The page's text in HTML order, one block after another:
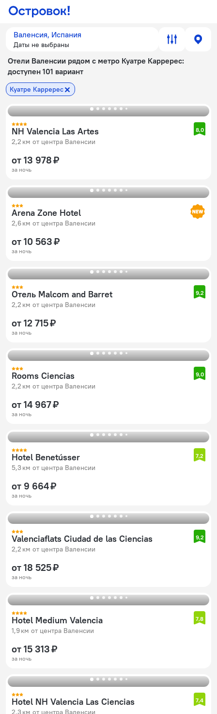
Валенсия, Испания
Даты не выбраны
Отели Валенсии рядом с метро Куатре Карререс:
доступен 101 вариант
Куатре Карререс
NH Valencia Las Artes
2,2 км от центра Валенсии
8,0
от 13 978 ₽
за ночь
Arena Zone Hotel
2,6 км от центра Валенсии
от 10 563 ₽
за ночь
Отель Malcom and Barret
2,2 км от центра Валенсии
9,2
от 12 715 ₽
за ночь
Rooms Ciencias
2,2 км от центра Валенсии
9,0
от 14 967 ₽
за ночь
Hotel Benetússer
5,3 км от центра Валенсии
7,2
от 9 664 ₽
за ночь
Valenciaflats Ciudad de las Ciencias
2,2 км от центра Валенсии
9,2
от 18 525 ₽
за ночь
Hotel Medium Valencia
1,9 км от центра Валенсии
7,8
от 15 313 ₽
за ночь
Hotel NH Valencia Las Ciencias
2,3 км от центра Валенсии
7,4